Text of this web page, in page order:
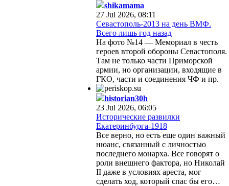
shikamama
27 Jul 2026, 08:11
Севастополь-2013 на день ВМФ.
Всего лишь год назад
На фото №14 — Мемориал в честь
героев второй обороны Севастополя.
Там не только части Приморской
армии, но организации, входящие в
ГКО, части и соединения ЧФ и пр.
historian30h
23 Jul 2026, 06:05
Исторические развилки
Екатеринбурга-1918
Все верно, но есть еще один важный
нюанс, связанный с личностью
последнего монарха. Все говорят о
роли внешнего фактора, но Николай
II даже в условиях ареста, мог
сделать ход, который спас бы его…